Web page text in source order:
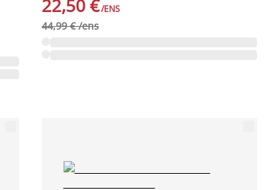
22,50 €/ENS
44,99 € /ens